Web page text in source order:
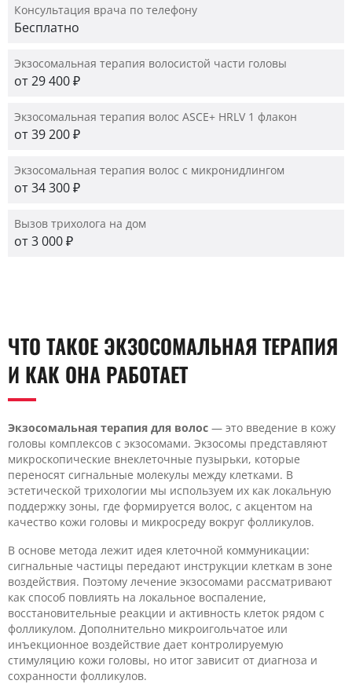
Консультация врача по телефону
Бесплатно
Экзосомальная терапия волосистой части головы
от 29 400 ₽
Экзосомальная терапия волос ASCE+ HRLV 1 флакон
от 39 200 ₽
Экзосомальная терапия волос с микронидлингом
от 34 300 ₽
Вызов трихолога на дом
от 3 000 ₽
ЧТО ТАКОЕ ЭКЗОСОМАЛЬНАЯ ТЕРАПИЯ
И КАК ОНА РАБОТАЕТ
Экзосомальная терапия для волос — это введение в кожу
головы комплексов с экзосомами. Экзосомы представляют
микроскопические внеклеточные пузырьки, которые
переносят сигнальные молекулы между клетками. В
эстетической трихологии мы используем их как локальную
поддержку зоны, где формируется волос, с акцентом на
качество кожи головы и микросреду вокруг фолликулов.
В основе метода лежит идея клеточной коммуникации:
сигнальные частицы передают инструкции клеткам в зоне
воздействия. Поэтому лечение экзосомами рассматривают
как способ повлиять на локальное воспаление,
восстановительные реакции и активность клеток рядом с
фолликулом. Дополнительно микроигольчатое или
инъекционное воздействие дает контролируемую
стимуляцию кожи головы, но итог зависит от диагноза и
сохранности фолликулов.